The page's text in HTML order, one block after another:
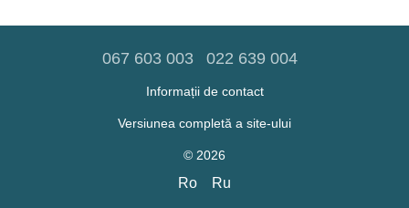
067 603 003 022 639 004
Informații de contact
Versiunea completă a site-ului
© 2026
Ro Ru